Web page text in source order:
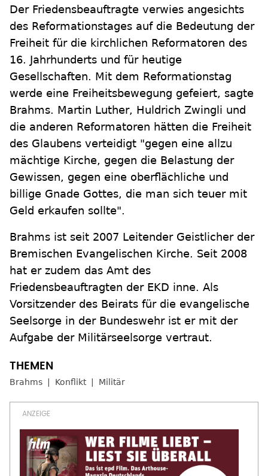
Der Friedensbeauftragte verwies angesichts
des Reformationstages auf die Bedeutung der
Freiheit für die kirchlichen Reformatoren des
16. Jahrhunderts und für heutige
Gesellschaften. Mit dem Reformationstag
werde eine Freiheitsbewegung gefeiert, sagte
Brahms. Martin Luther, Huldrich Zwingli und
die anderen Reformatoren hätten die Freiheit
des Glaubens verteidigt "gegen eine allzu
mächtige Kirche, gegen die Belastung der
Gewissen, gegen eine oberflächliche und
billige Gnade Gottes, die man sich teuer mit
Geld erkaufen sollte".
Brahms ist seit 2007 Leitender Geistlicher der
Bremischen Evangelischen Kirche. Seit 2008
hat er zudem das Amt des
Friedensbeauftragten der EKD inne. Als
Vorsitzender des Beirats für die evangelische
Seelsorge in der Bundeswehr ist er mit der
Aufgabe der Militärseelsorge vertraut.
Brahms Konflikt Militär